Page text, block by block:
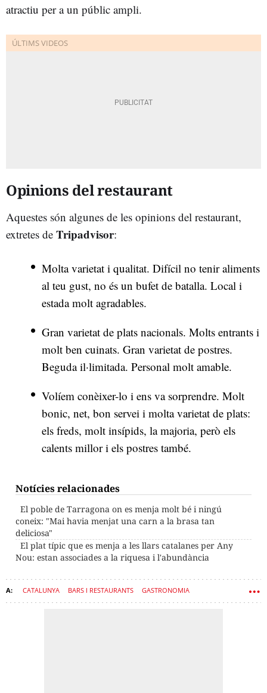
atractiu per a un públic ampli.
Opinions del restaurant
Aquestes són algunes de les opinions del restaurant,
extretes de Tripadvisor:
Molta varietat i qualitat. Difícil no tenir aliments
al teu gust, no és un bufet de batalla. Local i
estada molt agradables.
Gran varietat de plats nacionals. Molts entrants i
molt ben cuinats. Gran varietat de postres.
Beguda il·limitada. Personal molt amable.
Volíem conèixer-lo i ens va sorprendre. Molt
bonic, net, bon servei i molta varietat de plats:
els freds, molt insípids, la majoria, però els
calents millor i els postres també.
Notícies relacionades
El poble de Tarragona on es menja molt bé i ningú
coneix: "Mai havia menjat una carn a la brasa tan
deliciosa"
El plat típic que es menja a les llars catalanes per Any
Nou: estan associades a la riquesa i l'abundància
CATALUNYA BARS I RESTAURANTS GASTRONOMIA